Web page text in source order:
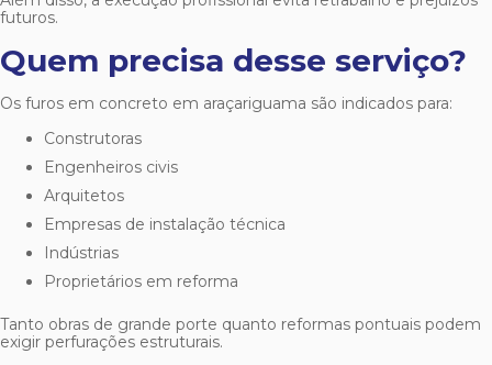
futuros.
Quem precisa desse serviço?
Os furos em concreto em araçariguama são indicados para:
Construtoras
Engenheiros civis
Arquitetos
Empresas de instalação técnica
Indústrias
Proprietários em reforma
Tanto obras de grande porte quanto reformas pontuais podem
exigir perfurações estruturais.